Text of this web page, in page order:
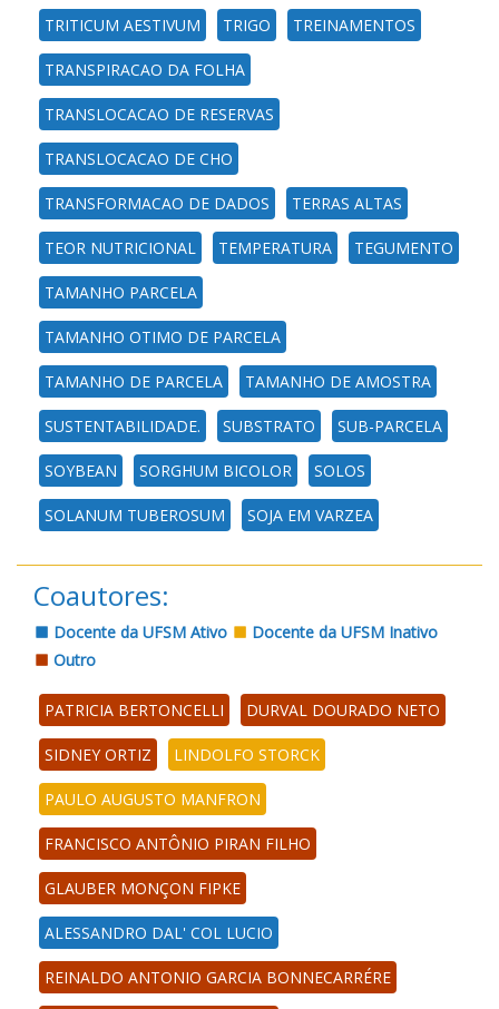
TRITICUM AESTIVUM TRIGO TREINAMENTOS
TRANSPIRACAO DA FOLHA
TRANSLOCACAO DE RESERVAS
TRANSLOCACAO DE CHO
TRANSFORMACAO DE DADOS TERRAS ALTAS
TEOR NUTRICIONAL TEMPERATURA TEGUMENTO
TAMANHO PARCELA
TAMANHO OTIMO DE PARCELA
TAMANHO DE PARCELA TAMANHO DE AMOSTRA
SUSTENTABILIDADE. SUBSTRATO SUB-PARCELA
SOYBEAN SORGHUM BICOLOR SOLOS
SOLANUM TUBEROSUM SOJA EM VARZEA
Coautores:
Docente da UFSM Ativo
Docente da UFSM Inativo
Outro
PATRICIA BERTONCELLI DURVAL DOURADO NETO
SIDNEY ORTIZ LINDOLFO STORCK
PAULO AUGUSTO MANFRON
FRANCISCO ANTÔNIO PIRAN FILHO
GLAUBER MONÇON FIPKE
ALESSANDRO DAL' COL LUCIO
REINALDO ANTONIO GARCIA BONNECARRÉRE